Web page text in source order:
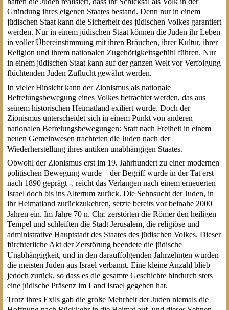
Gründung ihres eigenen Staates bestand. Denn nur in einem
jüdischen Staat kann die Sicherheit des jüdischen Volkes garantiert
werden. Nur in einem jüdischen Staat können die Juden ihr Leben
in voller Übereinstimmung mit ihren Bräuchen, ihrer Kultur, ihrer
Religion und ihrem nationalen Zugehörigkeitsgefühl führen. Nur
in einem jüdischen Staat kann auf der ganzen Welt vor Verfolgung
flüchtenden Juden Zuflucht gewährt werden.
In vieler Hinsicht kann der Zionismus als nationale
Befreiungsbewegung eines Volkes betrachtet werden, das aus
seinem historischen Heimatland exiliert wurde. Doch der
Zionismus unterscheidet sich in einem Punkt von anderen
nationalen Befreiungsbewegungen: Statt nach Freiheit in einem
neuen Gemeinwesen trachteten die Juden nach der
Wiederherstellung ihres antiken unabhängigen Staates.
Obwohl der Zionismus erst im 19. Jahrhundert zu einer modernen
politischen Bewegung wurde – der Begriff wurde in der Tat erst
nach 1890 geprägt -, reicht das Verlangen nach einem erneuerten
Israel doch bis ins Altertum zurück. Die Sehnsucht der Juden, in
ihr Heimatland zurückzukehren, setzte bereits vor beinahe 2000
Jahren ein. Im Jahre 70 n. Chr. zerstörten die Römer den heiligen
Tempel und schleiften die Stadt Jerusalem, die religiöse und
administrative Hauptstadt des Staates des jüdischen Volkes. Dieser
fürchterliche Akt der Zerstörung beendete die jüdische
Unabhängigkeit, und in den darauffolgenden Jahrzehnten wurden
die meisten Juden aus Israel verbannt. Eine kleine Anzahl blieb
jedoch zurück, so dass es die gesamte Geschichte hindurch stets
eine jüdische Präsenz im Land Israel gegeben hat.
Trotz ihres Exils gab die große Mehrheit der Juden niemals die